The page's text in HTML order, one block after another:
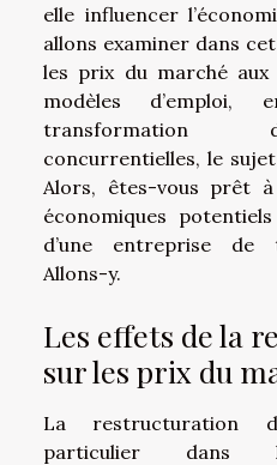
elle influencer
allons examiner dans
les prix du marché aux
modèles
transformation
concurrentielles, le
Alors, êtes-vous prêt
économiques
d’une entreprise de
Allons-y.
Les effets de la
sur les prix du
La restructuration
particulier dans